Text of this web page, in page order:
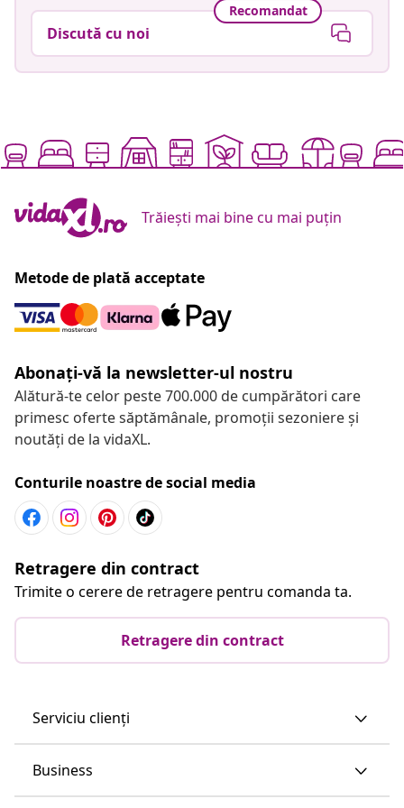
Recomandat
Discută cu noi
Trăiești mai bine cu mai puțin
Metode de plată acceptate
Abonați-vă la newsletter-ul nostru
Alătură-te celor peste 700.000 de cumpărători care
primesc oferte săptămânale, promoții sezoniere și
noutăți de la vidaXL.
Conturile noastre de social media
Retragere din contract
Trimite o cerere de retragere pentru comanda ta.
Retragere din contract
Serviciu clienți
Business